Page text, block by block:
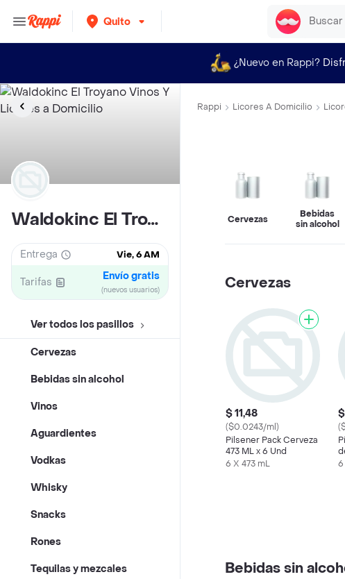
Quito
¿Nuevo en Rappi?
Waldokinc El Troyano Vinos Y Licores
Entrega Vie, 6 AM
Tarifas Envío gratis
(nuevos usuarios)
Ver todos los pasillos
Cervezas
Bebidas sin alcohol
Vinos
Aguardientes
Vodkas
Whisky
Snacks
Rones
Tequilas y mezcales
Rappi Licores A Domicilio
Cervezas
Bebidas
sin alcohol
Cervezas
$ 11,48
($0.0243/ml)
Pilsener Pack Cerveza
473 ML x 6 Und
6 X 473 mL
6
Bebidas sin